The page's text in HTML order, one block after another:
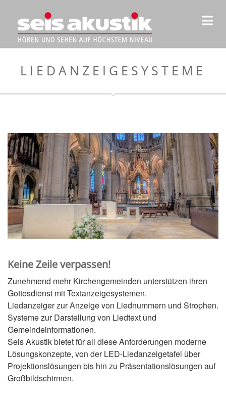
LIEDANZEIGESYSTEME
Keine Zeile verpassen!
Zunehmend mehr Kirchengemeinden unterstützen ihren
Gottesdienst mit Textanzeigesystemen.
Liedanzeiger zur Anzeige von Liednummern und Strophen.
Systeme zur Darstellung von Liedtext und
Gemeindeinformationen.
Seis Akustik bietet für all diese Anforderungen moderne
Lösungskonzepte, von der LED-Liedanzeigetafel über
Projektionslösungen bis hin zu Präsentationslösungen auf
Großbildschirmen.